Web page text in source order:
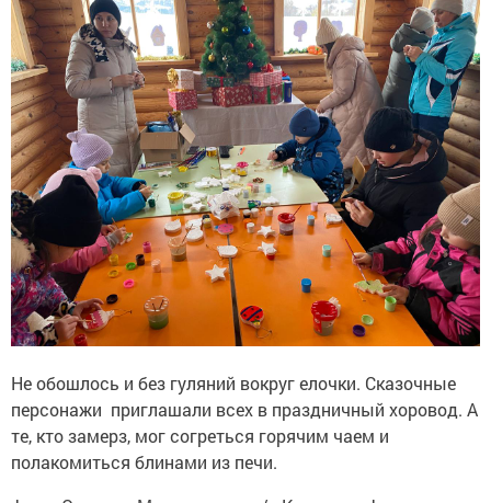
Не обошлось и без гуляний вокруг елочки. Сказочные
персонажи приглашали всех в праздничный хоровод. А
те, кто замерз, мог согреться горячим чаем и
полакомиться блинами из печи.